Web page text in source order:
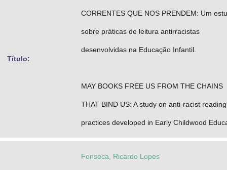
Título:
CORRENTES QUE NOS PRENDEM: Um
sobre práticas de leitura antirracistas
desenvolvidas na Educação Infantil.
MAY BOOKS FREE US FROM THE CHAINS
THAT BIND US: A study on anti-racist reading
practices developed in Early Childwood
Fonseca, Ricardo Lopes